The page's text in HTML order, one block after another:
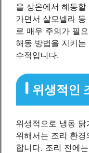
을 상온에서 해동
가면서 살모넬라
로 매우 주의가 필
해동 방법을 지키
수적입니다.
위생적인
위생적으로 냉동
위해서는 조리 환
합니다. 조리 전에